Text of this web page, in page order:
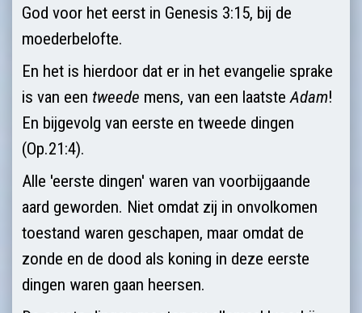
God voor het eerst in Genesis 3:15, bij de
moederbelofte.
En het is hierdoor dat er in het evangelie sprake
is van een tweede mens, van een laatsteAdam!
En bijgevolg van eerste en tweede dingen
(Op.21:4).
Alle 'eerste dingen' waren van voorbijgaande
aard geworden. Niet omdat zij in onvolkomen
toestand waren geschapen, maar omdat de
zonde en de dood als koning in deze eerste
dingen waren gaan heersen.